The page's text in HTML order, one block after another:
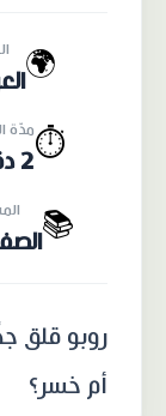
🌍
⏱️مدّة
2 دقيقة
📚
روبو قلق
أم خسر؟